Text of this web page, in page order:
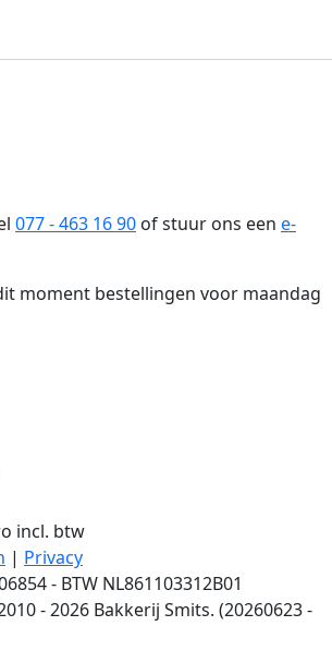
077 - 463 16 90 of stuur ons een e-
moment bestellingen voor maandag
incl. btw
| Privacy
- BTW NL861103312B01
- 2026 Bakkerij Smits. (20260623 -